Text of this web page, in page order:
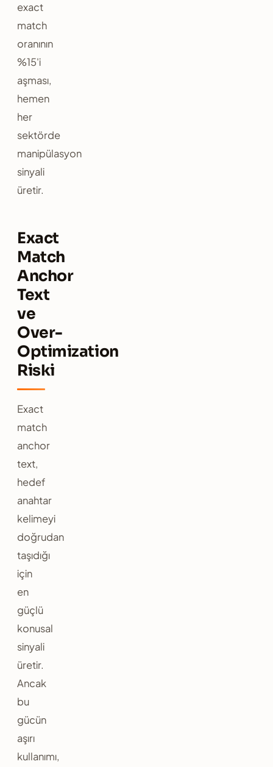
exact
match
oranının
%15'i
aşması,
hemen
her
sektörde
manipülasyon
sinyali
üretir.
Exact
Match
Anchor
Text
ve
Over-
Optimization
Riski
Exact
match
anchor
text,
hedef
anahtar
kelimeyi
doğrudan
taşıdığı
için
en
güçlü
konusal
sinyali
üretir.
Ancak
bu
gücün
aşırı
kullanımı,